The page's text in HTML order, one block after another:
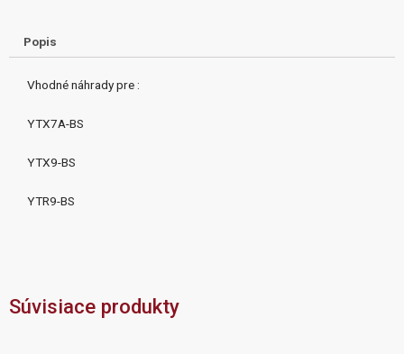
Popis
Vhodné náhrady pre :
YTX7A-BS
YTX9-BS
YTR9-BS
Súvisiace produkty